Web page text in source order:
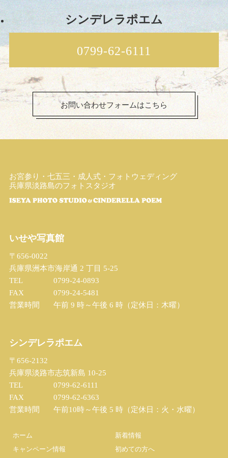
シンデレラポエム
0799-62-6111
お問い合わせフォームはこちら
お宮参り・七五三・成人式・フォトウェディング
兵庫県淡路島のフォトスタジオ
いせや写真館
〒656-0022
兵庫県洲本市海岸通 2 丁目 5-25
TEL
0799-24-0893
FAX
0799-24-5481
営業時間
午前 9 時～午後 6 時（定休日：木曜）
シンデレラポエム
〒656-2132
兵庫県淡路市志筑新島 10-25
TEL
0799-62-6111
FAX
0799-62-6363
営業時間
午前10時～午後 5 時（定休日：火・水曜）
ホーム
新着情報
キャンペーン情報
初めての方へ